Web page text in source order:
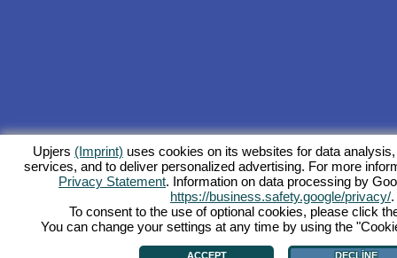
Upjers (Imprint) uses cookies on its websites for data
services, and to deliver personalized advertising. For more
Privacy Statement. Information on data processing by
https://business.safety.google/privacy/.
To consent to the use of optional cookies, please click
You can change your settings at any time by using the
ACCEPT DECLINE